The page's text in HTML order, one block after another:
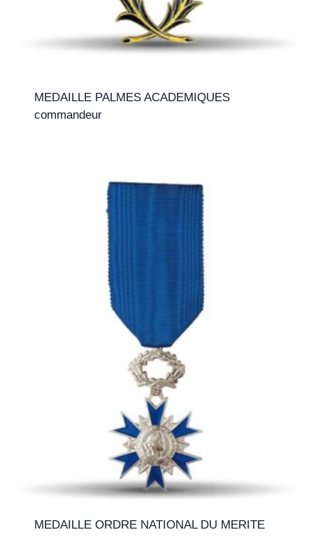
MEDAILLE PALMES ACADEMIQUES
commandeur
MEDAILLE ORDRE NATIONAL DU MERITE